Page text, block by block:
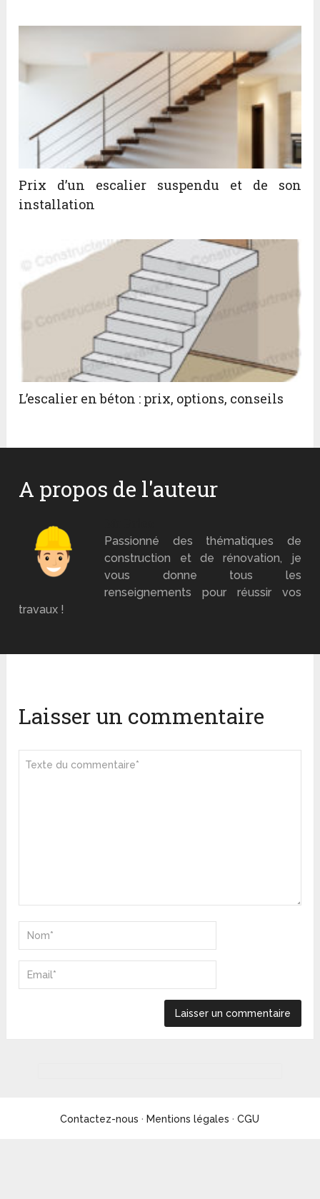
Prix d’un escalier suspendu et de son
installation
L’escalier en béton : prix, options, conseils
A propos de l'auteur
Passionné des thématiques de
construction et de rénovation, je
vous donne tous les
renseignements pour réussir vos
travaux !
Laisser un commentaire
Contactez-nous · Mentions légales ·CGU